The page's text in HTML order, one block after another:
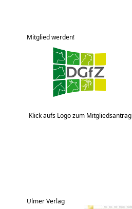
Mitglied werden!
Klick aufs Logo zum Mitgliedsantrag
Ulmer Verlag